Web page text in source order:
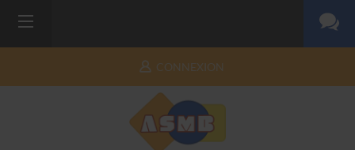
CONNEXION